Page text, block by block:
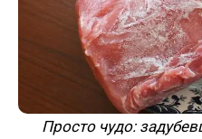
Просто чудо: